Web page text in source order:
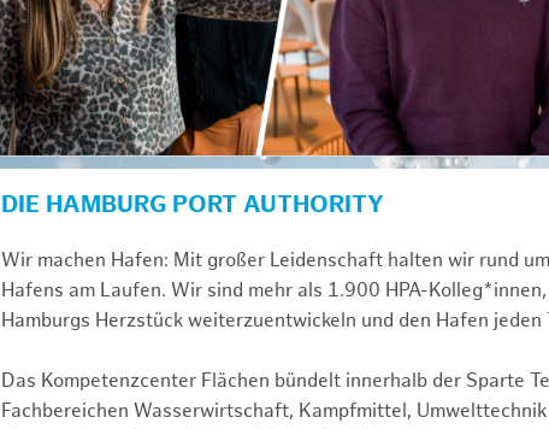
DIE HAMBURG PORT AUTHORITY
Wir machen Hafen: Mit großer Leidenschaft halten wir rund
Hafens am Laufen. Wir sind mehr als 1.900 HPA-
Hamburgs Herzstück weiterzuentwickeln und den Hafen
Das Kompetenzcenter Flächen bündelt innerhalb der Sparte
Fachbereichen Wasserwirtschaft, Kampfmittel,